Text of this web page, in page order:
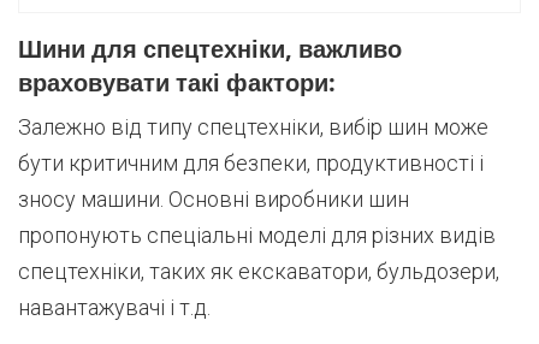
Шини для спецтехніки, важливо
враховувати такі фактори:
Залежно від типу спецтехніки, вибір шин може
бути критичним для безпеки, продуктивності і
зносу машини. Основні виробники шин
пропонують спеціальні моделі для різних видів
спецтехніки, таких як екскаватори, бульдозери,
навантажувачі і т.д.